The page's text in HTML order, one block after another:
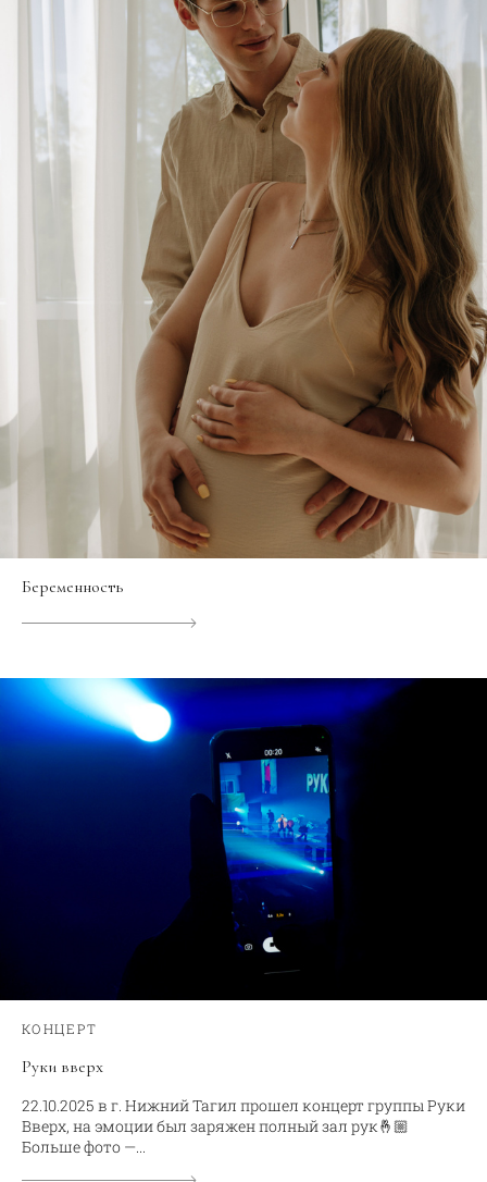
Беременность
КОНЦЕРТ
Руки вверх
22.10.2025 в г. Нижний Тагил прошел концерт группы Руки
Вверх, на эмоции был заряжен полный зал рук🤞🏼
Больше фото —...